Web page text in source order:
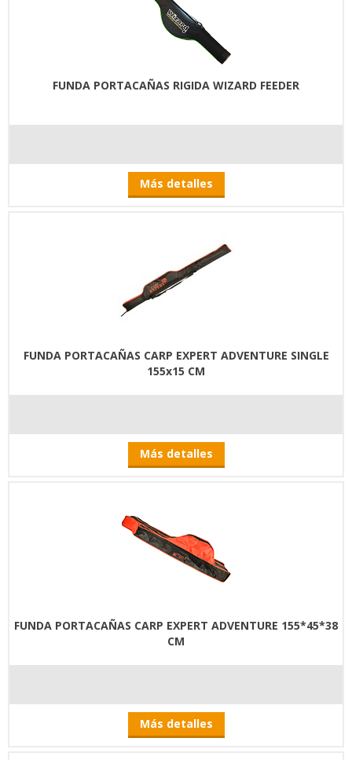
FUNDA PORTACAÑAS RIGIDA WIZARD FEEDER
Más detalles
FUNDA PORTACAÑAS CARP EXPERT ADVENTURE SINGLE
155x15 CM
Más detalles
FUNDA PORTACAÑAS CARP EXPERT ADVENTURE 155*45*38
CM
Más detalles